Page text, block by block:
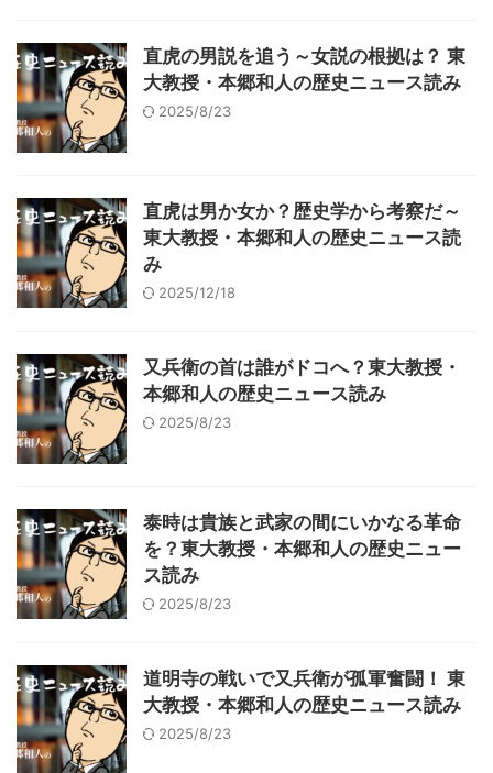
直虎の男説を追う～女説の根拠は？ 東
大教授・本郷和人の歴史ニュース読み
2025/8/23
直虎は男か女か？歴史学から考察だ～
東大教授・本郷和人の歴史ニュース読
み
2025/12/18
又兵衛の首は誰がドコへ？東大教授・
本郷和人の歴史ニュース読み
2025/8/23
泰時は貴族と武家の間にいかなる革命
を？東大教授・本郷和人の歴史ニュー
ス読み
2025/8/23
道明寺の戦いで又兵衛が孤軍奮闘！ 東
大教授・本郷和人の歴史ニュース読み
2025/8/23